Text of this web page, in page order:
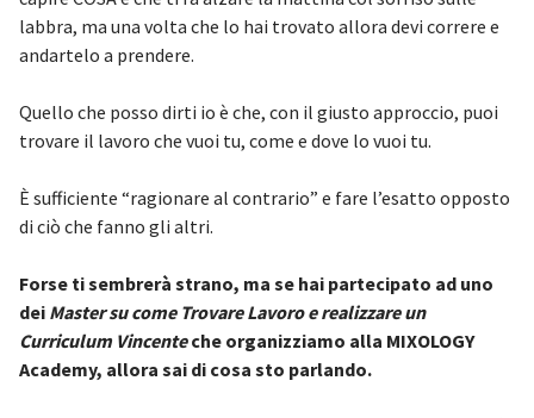
labbra, ma una volta che lo hai trovato allora devi correre e
andartelo a prendere.
Quello che posso dirti io è che, con il giusto approccio, puoi
trovare il lavoro che vuoi tu, come e dove lo vuoi tu.
È sufficiente “ragionare al contrario” e fare l’esatto opposto
di ciò che fanno gli altri.
Forse ti sembrerà strano, ma se hai partecipato ad uno
dei Master su come Trovare Lavoro e realizzare un
Curriculum Vincenteche organizziamo alla MIXOLOGY
Academy, allora sai di cosa sto parlando.